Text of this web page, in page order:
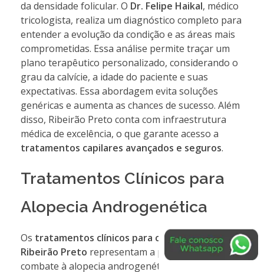
da densidade folicular. O Dr. Felipe Haikal, médico
tricologista, realiza um diagnóstico completo para
entender a evolução da condição e as áreas mais
comprometidas. Essa análise permite traçar um
plano terapêutico personalizado, considerando o
grau da calvície, a idade do paciente e suas
expectativas. Essa abordagem evita soluções
genéricas e aumenta as chances de sucesso. Além
disso, Ribeirão Preto conta com infraestrutura
médica de excelência, o que garante acesso a
tratamentos capilares avançados e seguros.
Tratamentos Clínicos para
Alopecia Androgenética
Os tratamentos clínicos para calvície em
Ribeirão Preto representam a primeira linha de
combate à alopecia androgenética. Entre os mais